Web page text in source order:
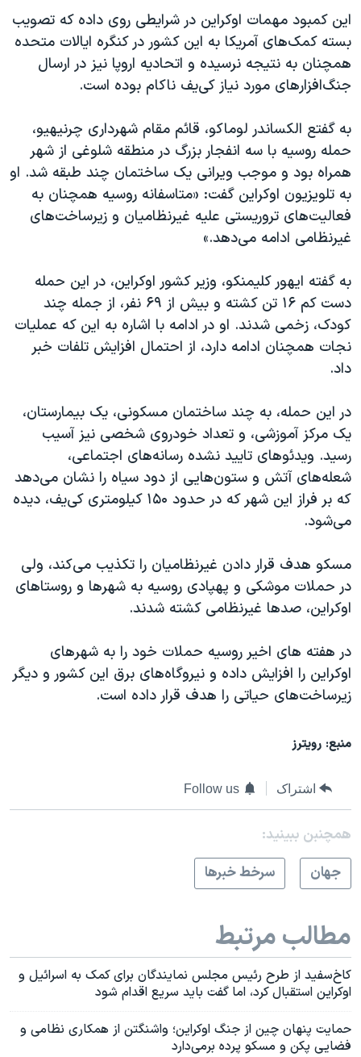
این کمبود مهمات اوکراین در شرایطی روی داده که تصویب
بسته کمک‌های آمریکا به این کشور در کنگره ایالات متحده
همچنان به نتیجه نرسیده و اتحادیه اروپا نیز در ارسال
جنگ‌افزارهای مورد نیاز کی‌یف ناکام بوده است.
به گفتع الکساندر لوماکو، قائم مقام شهرداری چرنیهیو،
حمله روسیه با سه انفجار بزرگ در منطقه شلوغی از شهر
همراه بود و موجب ویرانی یک ساختمان چند طبقه شد. او
به تلویزیون اوکراین گفت: «متاسفانه روسیه همچنان به
فعالیت‌های تروریستی علیه غیرنظامیان و زیرساخت‌های
غیرنظامی ادامه می‌دهد.»
به گفته ایهور کلیمنکو، وزیر کشور اوکراین، در این حمله
دست کم ۱۶ تن کشته و بیش از ۶۹ نفر، از جمله چند
کودک، زخمی شدند. او در ادامه با اشاره به این که عملیات
نجات همچنان ادامه دارد، از احتمال افزایش تلفات خبر
داد.
در این حمله، به چند ساختمان مسکونی، یک بیمارستان،
یک مرکز آموزشی، و تعداد خودروی شخصی نیز آسیب
رسید. ویدئوهای تایید نشده رسانه‌های اجتماعی،
شعله‌های آتش و ستون‌هایی از دود سیاه را نشان می‌دهد
که بر فراز این شهر که در حدود ۱۵۰ کیلومتری کی‌یف، دیده
می‌شود.
مسکو هدف قرار دادن غیرنظامیان را تکذیب می‌کند، ولی
در حملات موشکی و پهپادی روسیه به شهرها و روستاهای
اوکراین، صدها غیرنظامی کشته شدند.
در هفته های اخیر روسیه حملات خود را به شهرهای
اوکراین را افزایش داده و نیروگاه‌های برق این کشور و دیگر
زیرساخت‌های حیاتی را هدف قرار داده است.
منبع: رویترز
اشتراک Follow us
همچنبن ببینید:
جهان
سرخط خبرها
مطالب مرتبط
کاخ‌سفید از طرح رئیس مجلس نمایندگان برای کمک‌ به اسرائیل و
اوکراین استقبال کرد، اما گفت باید سریع اقدام شود
حمایت پنهان چین از جنگ اوکراین؛ واشنگتن از همکاری‌ نظامی و
فضایی پکن و مسکو پرده برمی‌دارد